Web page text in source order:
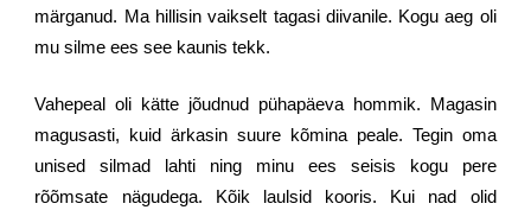
märganud. Ma hillisin vaikselt tagasi diivanile. Kogu aeg oli
mu silme ees see kaunis tekk.
Vahepeal oli kätte jõudnud pühapäeva hommik. Magasin
magusasti, kuid ärkasin suure kõmina peale. Tegin oma
unised silmad lahti ning minu ees seisis kogu pere
rõõmsate nägudega. Kõik laulsid kooris. Kui nad olid